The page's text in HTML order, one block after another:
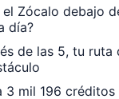
el Zócalo debajo
día?
de las 5, tu ruta
3 mil 196 créditos